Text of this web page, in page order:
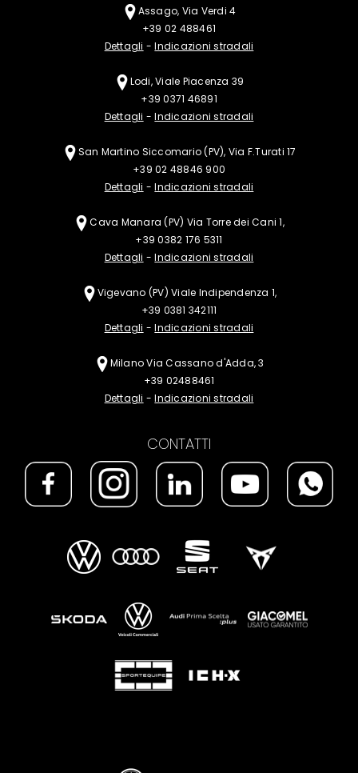
Assago, Via Verdi 4
+39 02 488461
Dettagli -Indicazioni stradali
Lodi, Viale Piacenza 39
+39 0371 46891
Dettagli -Indicazioni stradali
San Martino Siccomario (PV), Via F.Turati 17
+39 02 48846 900
Dettagli -Indicazioni stradali
Cava Manara (PV) Via Torre dei Cani 1,
+39 0382 176 5311
Dettagli -Indicazioni stradali
Vigevano (PV) Viale Indipendenza 1,
+39 0381 342111
Dettagli -Indicazioni stradali
MilanoVia Cassano d'Adda, 3
+39 02488461
Dettagli -Indicazioni stradali
CONTATTI